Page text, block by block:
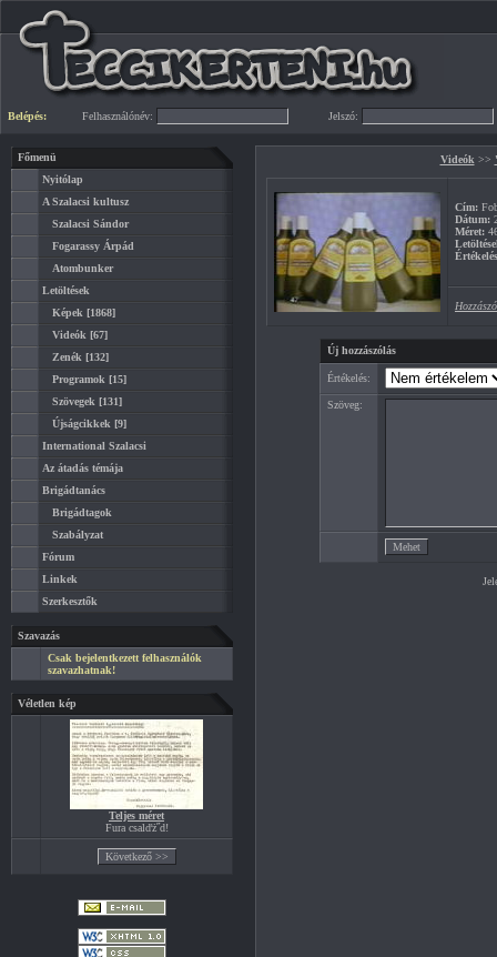
Belépés: Felhasználónév: Jelszó:
Főmenü
Nyitólap
A Szalacsi kultusz
Szalacsi Sándor
Fogarassy Árpád
Atombunker
Letöltések
Képek [1868]
Videók [67]
Zenék [132]
Programok [15]
Szövegek [131]
Újságcikkek [9]
International Szalacsi
Az átadás témája
Brigádtanács
Brigádtagok
Szabályzat
Fórum
Linkek
Szerkesztők
Szavazás
Csak bejelentkezett felhasználók
szavazhatnak!
Véletlen kép
Teljes méret
Fura csalďż˝d!
Videók >>
Cím:
Dátum:
Méret:
Új hozzászólás
Értékelés:
Szöveg: